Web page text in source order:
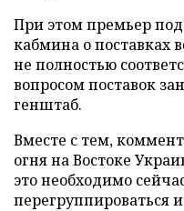
При этом премьер
кабмина о поставках
не полностью
вопросом поставок
генштаб.
Вместе с тем,
огня на Востоке
это необходимо
перегруппироваться